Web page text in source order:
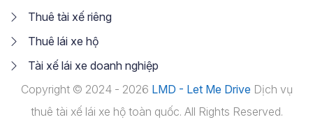
Thuê tài xế riêng
Thuê lái xe hộ
Tài xế lái xe doanh nghiệp
Copyright © 2024 - 2026 LMD - Let Me Drive Dịch vụ
thuê tài xế lái xe hộ toàn quốc. All Rights Reserved.